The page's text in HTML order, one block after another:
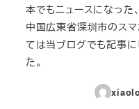
本でもニュースになった
中国広東省深圳市のスマ
ては当ブログでも記事
た。